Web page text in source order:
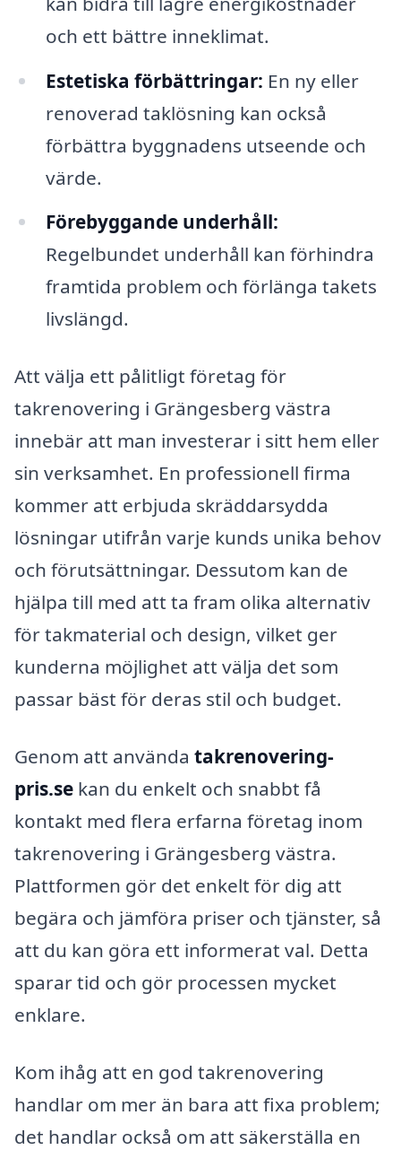
och ett bättre inneklimat.
Estetiska förbättringar: En ny eller
renoverad taklösning kan också
förbättra byggnadens utseende och
värde.
Förebyggande underhåll:
Regelbundet underhåll kan förhindra
framtida problem och förlänga takets
livslängd.
Att välja ett pålitligt företag för
takrenovering i Grängesberg västra
innebär att man investerar i sitt hem eller
sin verksamhet. En professionell firma
kommer att erbjuda skräddarsydda
lösningar utifrån varje kunds unika behov
och förutsättningar. Dessutom kan de
hjälpa till med att ta fram olika alternativ
för takmaterial och design, vilket ger
kunderna möjlighet att välja det som
passar bäst för deras stil och budget.
Genom att använda takrenovering-
pris.se kan du enkelt och snabbt få
kontakt med flera erfarna företag inom
takrenovering i Grängesberg västra.
Plattformen gör det enkelt för dig att
begära och jämföra priser och tjänster, så
att du kan göra ett informerat val. Detta
sparar tid och gör processen mycket
enklare.
Kom ihåg att en god takrenovering
handlar om mer än bara att fixa problem;
det handlar också om att säkerställa en